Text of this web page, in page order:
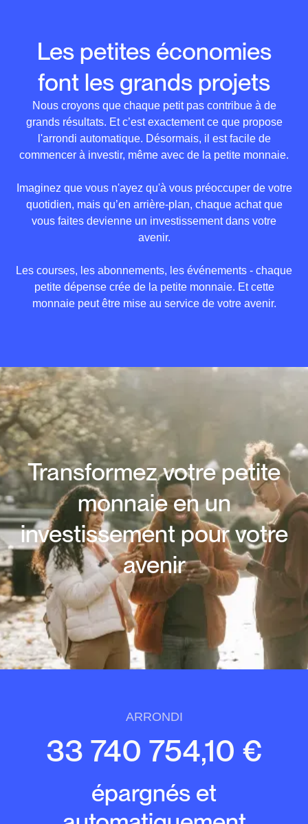
Assurance Auto
180,32 €
181 € +0,68 €
Chaussure de course
150 €
151 € +1,00 €
21,22 €
22,12 €
17,10 €
17,78 €
18,28 €
18,84 €
19,52 €
20,52 €
21,22 €
Les petites économies
font les grands projets
Nous croyons que chaque petit pas contribue à de
grands résultats. Et c’est exactement ce que propose
l'arrondi automatique. Désormais, il est facile de
commencer à investir, même avec de la petite monnaie.
Imaginez que vous n'ayez qu'à vous préoccuper de votre
quotidien, mais qu’en arrière-plan, chaque achat que
vous faites devienne un investissement dans votre
avenir.
Les courses, les abonnements, les événements - chaque
petite dépense crée de la petite monnaie. Et cette
monnaie peut être mise au service de votre avenir.
Transformez votre petite
monnaie en un
investissement pour votre
avenir
ARRONDI
33 740 754,10 €
épargnés et